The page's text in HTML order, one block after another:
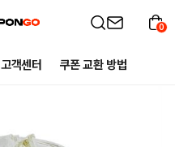
고객센터 쿠폰 교환 방법
0